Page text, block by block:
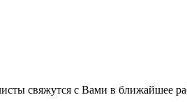
свяжутся с Вами в ближайшее